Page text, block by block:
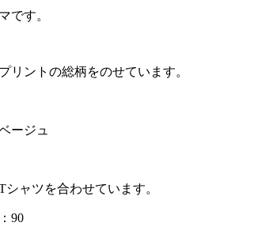
です。
リントの総柄をのせています。
ージュ
シャツを合わせています。
90